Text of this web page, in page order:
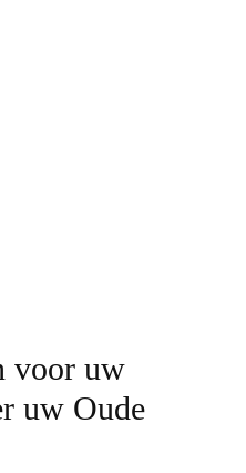
voor uw
uw Oude